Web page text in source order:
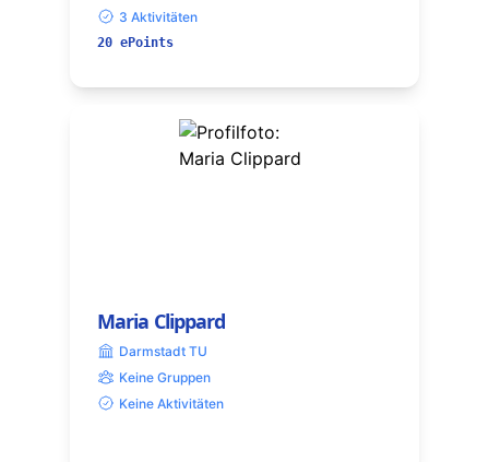
3 Aktivitäten
20 ePoints
Maria Clippard
Darmstadt TU
Keine Gruppen
Keine Aktivitäten